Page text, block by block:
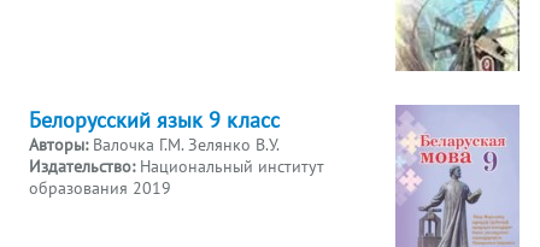
Белорусский язык 9 класс
Авторы: Валочка Г.М. Зелянко В.У.
Издательство: Национальный институт
образования 2019